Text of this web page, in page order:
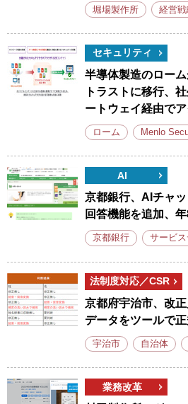
堀場製作所 経営戦
セキュリティ
半導体製造のロー
トラストに移行、
ートウェイ経由で
ローム Menlo
AI
京都銀行、AIチャ
回答機能を追加、
京都銀行 サービス
法制度対応／CSR
京都府宇治市、改
データをツールで
宇治市 自治体
業務改革